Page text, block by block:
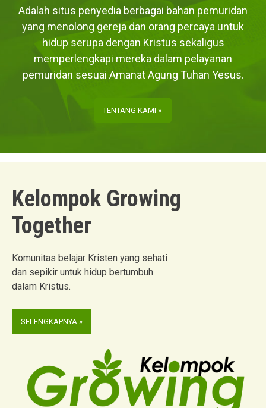
Adalah situs penyedia berbagai bahan pemuridan
yang menolong gereja dan orang percaya untuk
hidup serupa dengan Kristus sekaligus
memperlengkapi mereka dalam pelayanan
pemuridan sesuai Amanat Agung Tuhan Yesus.
TENTANG KAMI »
Kelompok Growing
Together
Komunitas belajar Kristen yang sehati
dan sepikir untuk hidup bertumbuh
dalam Kristus.
SELENGKAPNYA »